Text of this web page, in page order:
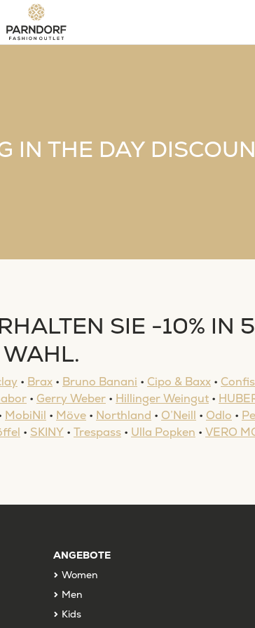
IN THE DAY
SIE -10% IN 5
• Brax • Bruno Banani • Cipo & Baxx •
• Gerry Weber • Hillinger Weingut •
MobiNil • Möve • Northland • O’Neill • Odlo •
• SKINY • Trespass • Ulla Popken • VERO
ANGEBOTE
Women
Men
Kids